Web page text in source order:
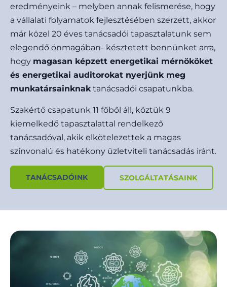
eredményeink – melyben annak felismerése, hogy
a vállalati folyamatok fejlesztésében szerzett, akkor
már közel 20 éves tanácsadói tapasztalatunk sem
elegendő önmagában- késztetett bennünket arra,
hogy magasan képzett energetikai mérnököket
és energetikai auditorokat nyerjünk meg
munkatársainknak tanácsadói csapatunkba.
Szakértő csapatunk 11 főből áll, köztük 9
kiemelkedő tapasztalattal rendelkező
tanácsadóval, akik elkötelezettek a magas
színvonalú és hatékony üzletviteli tanácsadás iránt.
TANÁCSADÓINK SZOLGÁLTATÁSAINK